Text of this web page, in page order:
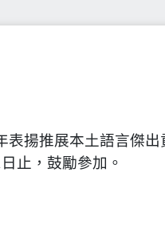
表揚推展本土語言傑
止，鼓勵參加。